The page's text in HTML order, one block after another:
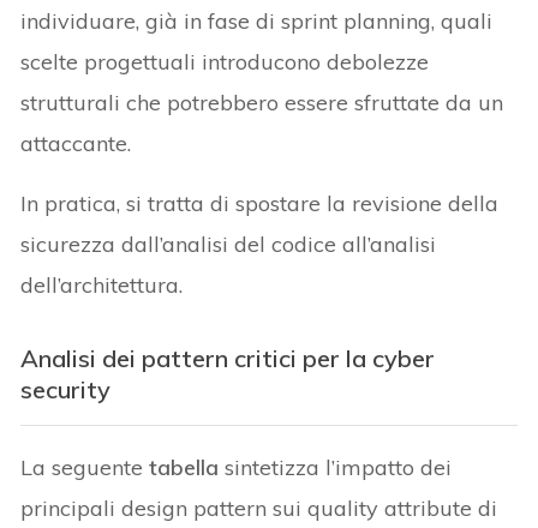
individuare, già in fase di sprint planning, quali
scelte progettuali introducono debolezze
strutturali che potrebbero essere sfruttate da un
attaccante.
In pratica, si tratta di spostare la revisione della
sicurezza dall’analisi del codice all’analisi
dell’architettura.
Analisi dei pattern critici per la cyber
security
La seguentetabella sintetizza l’impatto dei
principali design pattern sui quality attribute di